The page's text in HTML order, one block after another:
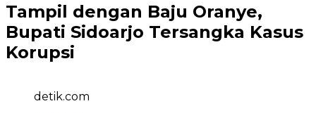
Tampil dengan Baju Oranye,
Bupati Sidoarjo Tersangka Kasus
Korupsi
detik.com